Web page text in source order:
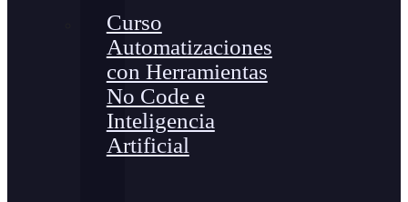
Curso
Automatizaciones
con Herramientas
No Code e
Inteligencia
Artificial